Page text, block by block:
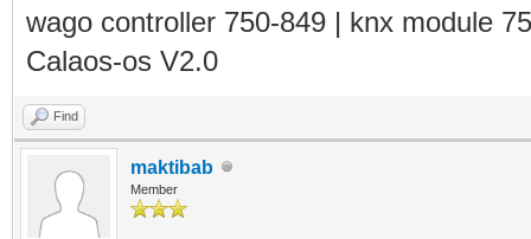
wago controller 750-849 | knx module
Calaos-os V2.0
Find
maktibab
Member